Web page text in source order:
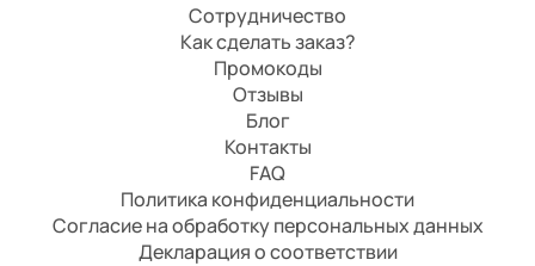
Сотрудничество
Как сделать заказ?
Промокоды
Отзывы
Блог
Контакты
FAQ
Политика конфиденциальности
Согласие на обработку персональных данных
Декларация о соответствии